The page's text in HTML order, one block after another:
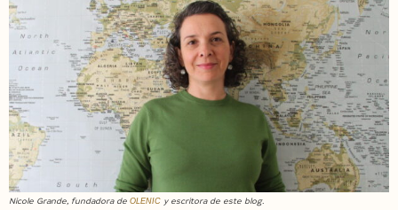
Nicole Grande, fundadora de OLENIC y escritora de este blog.